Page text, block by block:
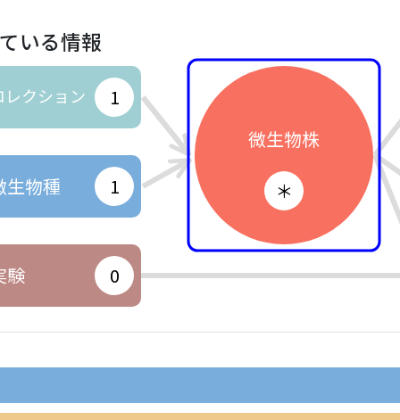
いる情報
レクション 1
生物種 1
験 0
微生物株
＊